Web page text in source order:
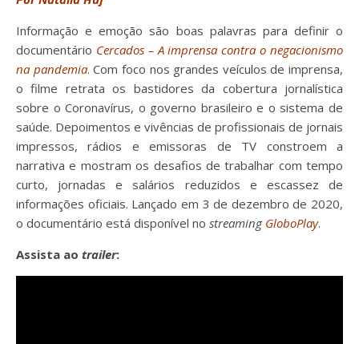
Informação e emoção são boas palavras para definir o
documentário Cercados – A imprensa contra o negacionismo
na pandemia. Com foco nos grandes veículos de imprensa,
o filme retrata os bastidores da cobertura jornalística
sobre o Coronavírus, o governo brasileiro e o sistema de
saúde. Depoimentos e vivências de profissionais de jornais
impressos, rádios e emissoras de TV constroem a
narrativa e mostram os desafios de trabalhar com tempo
curto, jornadas e salários reduzidos e escassez de
informações oficiais. Lançado em 3 de dezembro de 2020,
o documentário está disponível no streamingGloboPlay.
Assista ao trailer: